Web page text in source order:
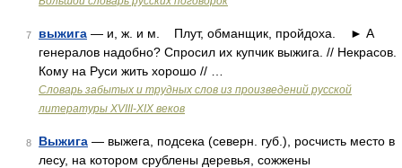
7 выжига — и, ж. и м. Плут, обманщик, пройдоха. ► А
генералов надобно? Спросил их купчик выжига. // Некрасов.
Кому на Руси жить хорошо // …
Словарь забытых и трудных слов из произведений русской
литературы ХVIII-ХIХ веков
8 Выжига — выжега, подсека (северн. губ.), росчисть место в
лесу, на котором срублены деревья, сожжены